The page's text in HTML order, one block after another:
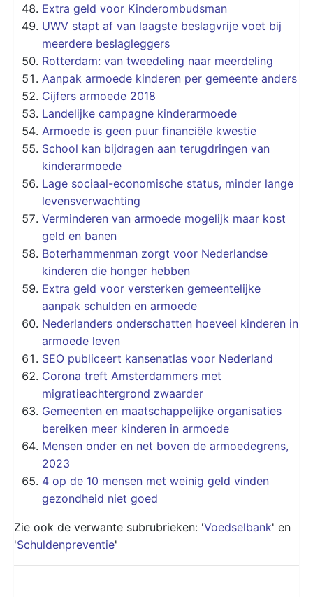
Extra geld voor Kinderombudsman
UWV stapt af van laagste beslagvrije voet bij
meerdere beslagleggers
Rotterdam: van tweedeling naar meerdeling
Aanpak armoede kinderen per gemeente anders
Cijfers armoede 2018
Landelijke campagne kinderarmoede
Armoede is geen puur financiële kwestie
School kan bijdragen aan terugdringen van
kinderarmoede
Lage sociaal-economische status, minder lange
levensverwachting
Verminderen van armoede mogelijk maar kost
geld en banen
Boterhammenman zorgt voor Nederlandse
kinderen die honger hebben
Extra geld voor versterken gemeentelijke
aanpak schulden en armoede
Nederlanders onderschatten hoeveel kinderen in
armoede leven
SEO publiceert kansenatlas voor Nederland
Corona treft Amsterdammers met
migratieachtergrond zwaarder
Gemeenten en maatschappelijke organisaties
bereiken meer kinderen in armoede
Mensen onder en net boven de armoedegrens,
2023
4 op de 10 mensen met weinig geld vinden
gezondheid niet goed
Zie ook de verwante subrubrieken: 'Voedselbank' en
'Schuldenpreventie'